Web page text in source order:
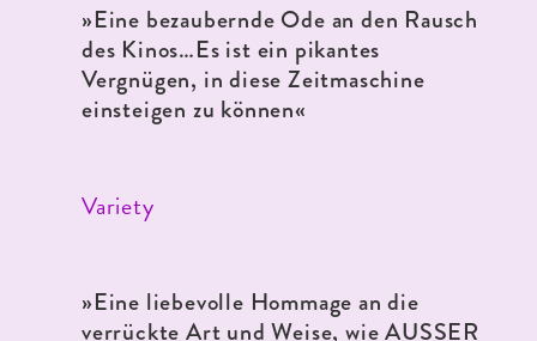
»Eine bezaubernde Ode an den Rausch
des Kinos…Es ist ein pikantes
Vergnügen, in diese Zeitmaschine
einsteigen zu können«
Variety
»Eine liebevolle Hommage an die
verrückte Art und Weise, wie AUSSER